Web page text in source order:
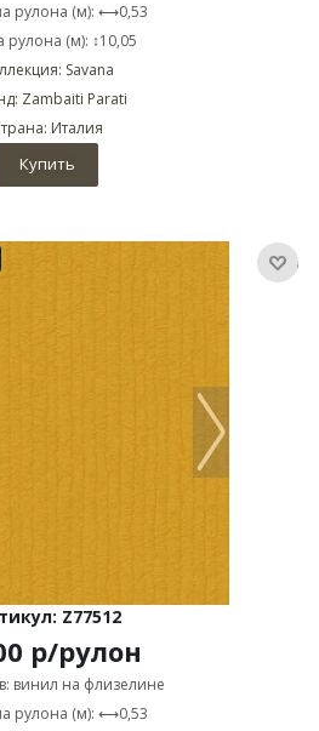
рулона (м): ⟷0,53
рулона (м): ↕10,05
Savana
Zambaiti Parati
Италия
Купить
Z77512
р/рулон
винил на флизелине
рулона (м): ⟷0,53